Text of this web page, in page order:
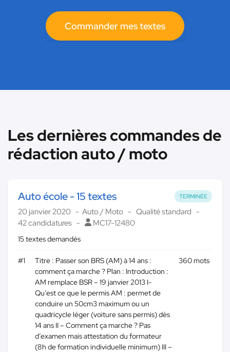
Commander mes textes
Les dernières commandes de
rédaction auto / moto
TERMINÉE
Auto école - 15 textes
20 janvier 2020 Auto / Moto
Qualité standard
42 candidatures
MC17-12480
15 textes demandés
#1
Titre : Passer son BRS (AM) à 14 ans :
comment ça marche ? Plan : Introduction :
AM remplace BSR – 19 janvier 2013 I-
Qu’est ce que le permis AM : permet de
conduire un 50cm3 maximum ou un
quadricycle léger (voiture sans permis) dès
14 ans II – Comment ça marche ? Pas
d’examen mais attestation du formateur
(8h de formation individuelle minimum) III –
360 mots